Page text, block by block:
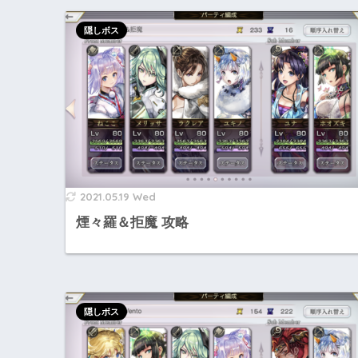
2021.05.19 Wed
煙々羅＆拒魔 攻略
隠しボス
隠しボス